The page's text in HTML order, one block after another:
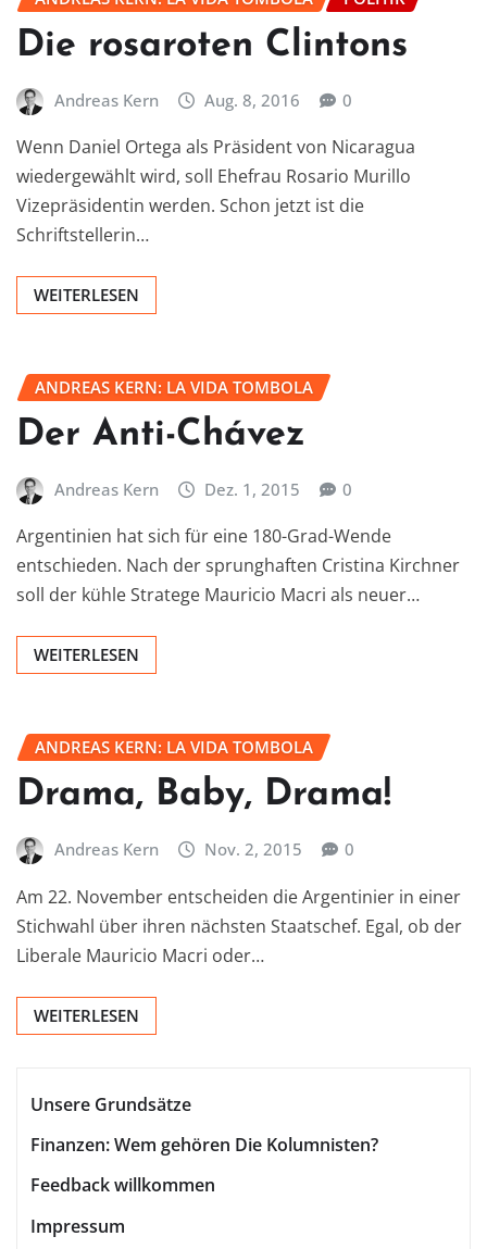
Die rosaroten Clintons
Andreas Kern Aug. 8, 2016 0
Wenn Daniel Ortega als Präsident von Nicaragua
wiedergewählt wird, soll Ehefrau Rosario Murillo
Vizepräsidentin werden. Schon jetzt ist die
Schriftstellerin…
WEITERLESEN
ANDREAS KERN: LA VIDA TOMBOLA
Der Anti-Chávez
Andreas Kern Dez. 1, 2015 0
Argentinien hat sich für eine 180-Grad-Wende
entschieden. Nach der sprunghaften Cristina Kirchner
soll der kühle Stratege Mauricio Macri als neuer…
WEITERLESEN
ANDREAS KERN: LA VIDA TOMBOLA
Drama, Baby, Drama!
Andreas Kern Nov. 2, 2015 0
Am 22. November entscheiden die Argentinier in einer
Stichwahl über ihren nächsten Staatschef. Egal, ob der
Liberale Mauricio Macri oder…
WEITERLESEN
Unsere Grundsätze
Finanzen: Wem gehören Die Kolumnisten?
Feedback willkommen
Impressum